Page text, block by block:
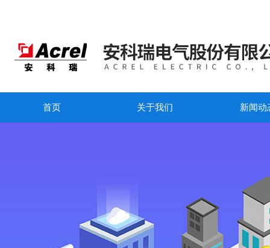
首页 关于我们 新闻动